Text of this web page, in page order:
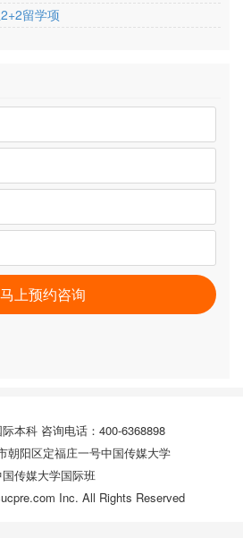
留学项
本科 咨询电话：400-6368898
朝阳区定福庄一号中国传媒大学
传媒大学国际班
Inc. All Rights Reserved